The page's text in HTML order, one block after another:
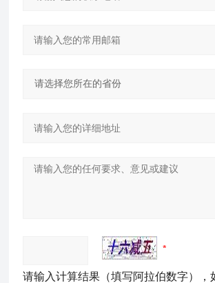
请输入计算结果（填写阿拉伯数字），